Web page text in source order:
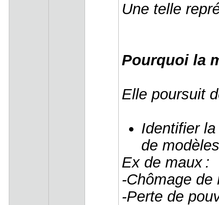
Une telle
Pourquoi la
Elle poursuit
Identifier
de
Ex de maux :
-Chômage
-Perte de